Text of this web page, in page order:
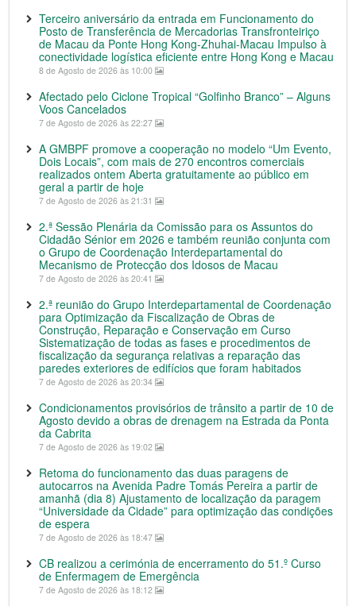
Terceiro aniversário da entrada em Funcionamento do
Posto de Transferência de Mercadorias Transfronteiriço
de Macau da Ponte Hong Kong-Zhuhai-Macau Impulso à
conectividade logística eficiente entre Hong Kong e Macau
8 de Agosto de 2026 às 10:00
Afectado pelo Ciclone Tropical “Golfinho Branco” – Alguns
Voos Cancelados
7 de Agosto de 2026 às 22:27
A GMBPF promove a cooperação no modelo “Um Evento,
Dois Locais”, com mais de 270 encontros comerciais
realizados ontem Aberta gratuitamente ao público em
geral a partir de hoje
7 de Agosto de 2026 às 21:31
2.ª Sessão Plenária da Comissão para os Assuntos do
Cidadão Sénior em 2026 e também reunião conjunta com
o Grupo de Coordenação Interdepartamental do
Mecanismo de Protecção dos Idosos de Macau
7 de Agosto de 2026 às 20:41
2.ª reunião do Grupo Interdepartamental de Coordenação
para Optimização da Fiscalização de Obras de
Construção, Reparação e Conservação em Curso
Sistematização de todas as fases e procedimentos de
fiscalização da segurança relativas a reparação das
paredes exteriores de edifícios que foram habitados
7 de Agosto de 2026 às 20:34
Condicionamentos provisórios de trânsito a partir de 10 de
Agosto devido a obras de drenagem na Estrada da Ponta
da Cabrita
7 de Agosto de 2026 às 19:02
Retoma do funcionamento das duas paragens de
autocarros na Avenida Padre Tomás Pereira a partir de
amanhã (dia 8) Ajustamento de localização da paragem
“Universidade da Cidade” para optimização das condições
de espera
7 de Agosto de 2026 às 18:47
CB realizou a cerimónia de encerramento do 51.º Curso
de Enfermagem de Emergência
7 de Agosto de 2026 às 18:12